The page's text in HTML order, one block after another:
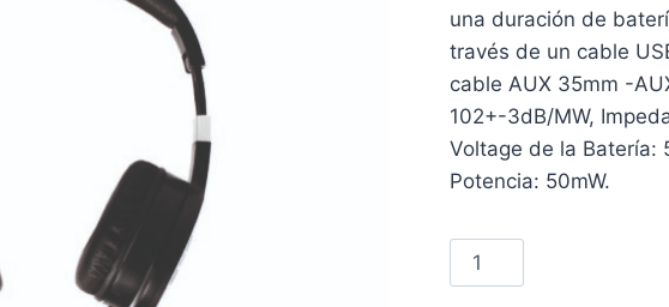
una duración de
través de un cable
cable AUX 35mm -
102+-3dB/MW,
Voltage de la Batería:
Potencia: 50mW.